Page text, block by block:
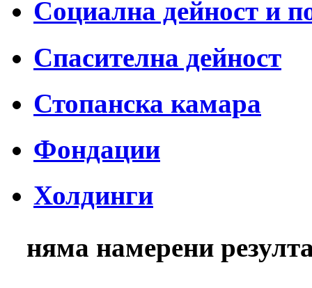
Социална дейност и
Спасителна дейност
Стопанска камара
Фондации
Холдинги
няма намерени